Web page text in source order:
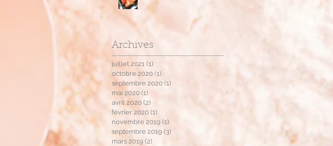
Archives
juillet 2021 (1)
octobre 2020 (1)
septembre 2020 (1)
mai 2020 (1)
avril 2020 (2)
février 2020 (1)
novembre 2019 (1)
septembre 2019 (3)
mars 2019 (2)